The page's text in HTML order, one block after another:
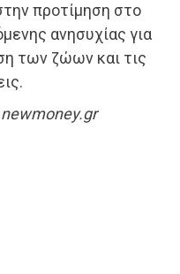
προτίμηση στο
ανησυχίας για
των ζώων και τις